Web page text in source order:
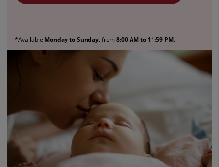
*Available Monday to Sunday, from8:00 AM to 11:59 PM.